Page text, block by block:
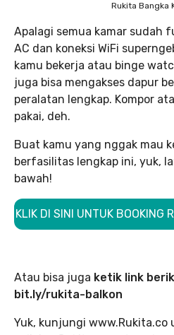
Rukita Bangka
Apalagi semua kamar sudah
AC dan koneksi WiFi
kamu bekerja atau binge
juga bisa mengakses dapur
peralatan lengkap. Kompor
pakai, deh.
Buat kamu yang nggak mau
berfasilitas lengkap ini, yuk,
bawah!
KLIK DI SINI UNTUK BOOKING
Atau bisa juga ketik link
bit.ly/rukita-balkon
Yuk, kunjungi